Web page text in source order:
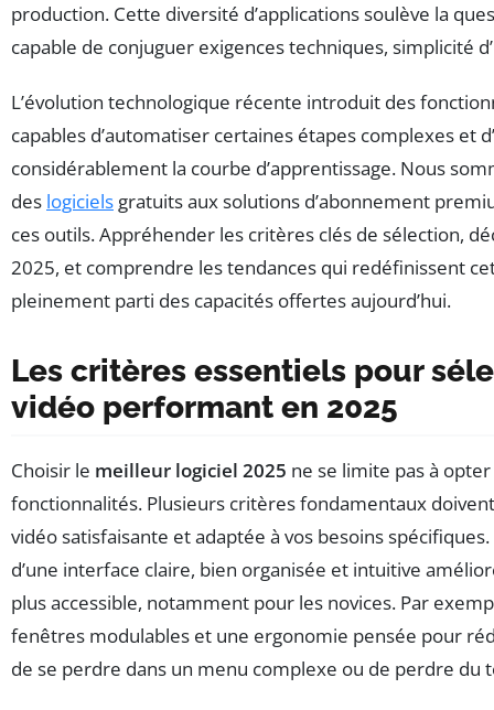
production. Cette diversité d’applications soulève la
capable de conjuguer exigences techniques, simplicité
L’évolution technologique récente introduit des
capables d’automatiser certaines étapes complexes et
considérablement la courbe d’apprentissage. Nous
des logiciels gratuits aux solutions d’abonnement
ces outils. Appréhender les critères clés de sélection,
2025, et comprendre les tendances qui redéfinissent
pleinement parti des capacités offertes aujourd’hui.
Les critères essentiels pour
vidéo performant en 2025
Choisir le meilleur logiciel 2025 ne se limite pas à
fonctionnalités. Plusieurs critères fondamentaux
vidéo satisfaisante et adaptée à vos besoins spécifiques.
d’une interface claire, bien organisée et intuitive
plus accessible, notamment pour les novices. Par
fenêtres modulables et une ergonomie pensée pour
de se perdre dans un menu complexe ou de perdre